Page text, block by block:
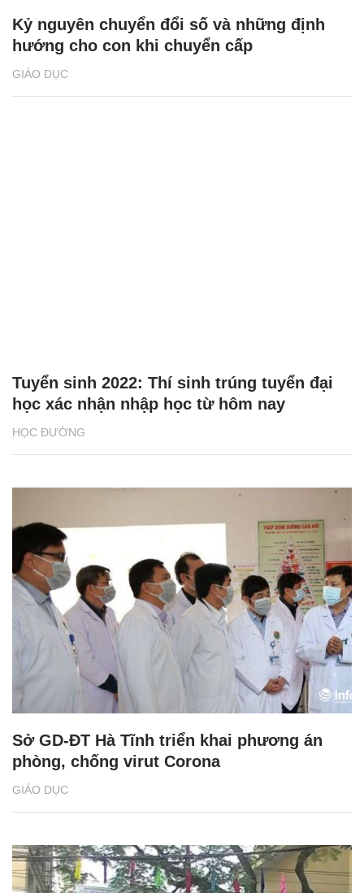
GIÁO DỤC
Kỷ nguyên chuyển đổi số và những định
hướng cho con khi chuyển cấp
HỌC ĐƯỜNG
Tuyển sinh 2022: Thí sinh trúng tuyển đại
học xác nhận nhập học từ hôm nay
GIÁO DỤC
Sở GD-ĐT Hà Tĩnh triển khai phương án
phòng, chống virut Corona